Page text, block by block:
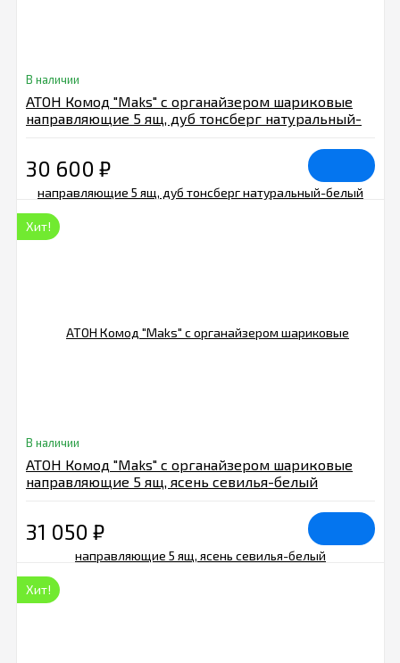
В наличии
АТОН Комод "Maks" с органайзером шариковые
направляющие 5 ящ, дуб тонсберг натуральный-
30 600 ₽
Хит!
В наличии
АТОН Комод "Maks" с органайзером шариковые
направляющие 5 ящ, ясень севилья-белый
31 050 ₽
Хит!